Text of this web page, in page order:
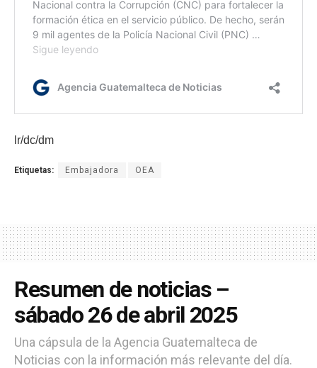
lr/dc/dm
Etiquetas: Embajadora OEA
Resumen de noticias –
sábado 26 de abril 2025
Una cápsula de la Agencia Guatemalteca de
Noticias con la información más relevante del día.